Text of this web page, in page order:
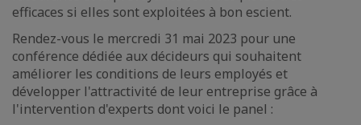
efficaces si elles sont exploitées à bon escient.
Rendez-vous le mercredi 31 mai 2023 pour une
conférence dédiée aux décideurs qui souhaitent
améliorer les conditions de leurs employés et
développer l'attractivité de leur entreprise grâce à
l'intervention d'experts dont voici le panel :